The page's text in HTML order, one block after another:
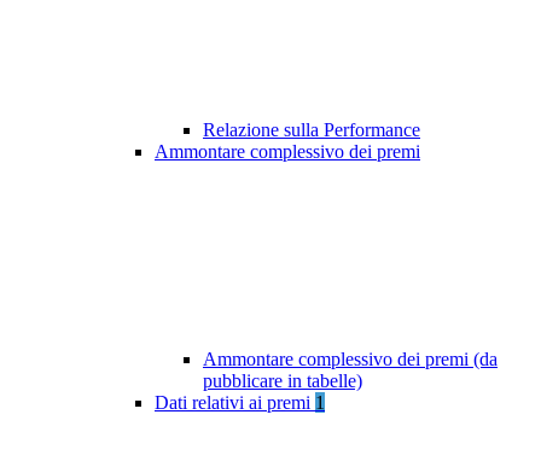
Relazione sulla Performance
Ammontare complessivo dei premi
Ammontare complessivo dei premi (da
pubblicare in tabelle)
Dati relativi ai premi 1